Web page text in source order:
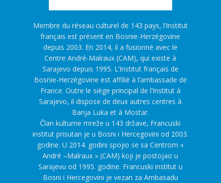
Membre du réseau culturel de 143 pays, l’Institut
français est présent en Bosnie-Herzégovine
depuis 2003. En 2014, il a fusionné avec le
Centre André-Malraux (CAM), qui existe à
Sarajevo depuis 1995. L’Institut français de
Bosnie-Herzégovine est affilié à l’ambassade de
France. Outre le siège principal de l’Institut à
Sarajevo, il dispose de deux autres centres à
Banja Luka et à Mostar.
Član kulturne mreže u 143 države, Francuski
institut prisutan je u Bosni i Hercegovini od 2003.
godine. U 2014. godini spojio se sa Centrom «
André –Malraux » (CAM) koji je postojao u
Sarajevu od 1995. godine. Francuski institut u
Bosni i Hercegovini je vezan za Ambasadu